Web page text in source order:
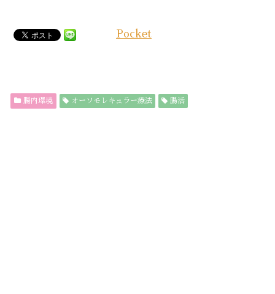
Pocket
腸内環境 オーソモレキュラー療法 腸活